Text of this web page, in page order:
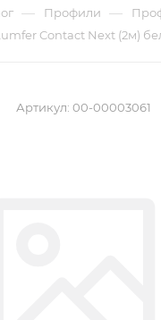
— Профили —
Contact Next (2м)
Артикул: 00-00003061